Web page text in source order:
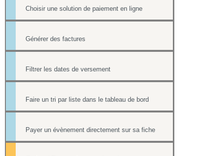
Choisir une solution de paiement en ligne
Générer des factures
Filtrer les dates de versement
Faire un tri par liste dans le tableau de bord
Payer un évènement directement sur sa fiche